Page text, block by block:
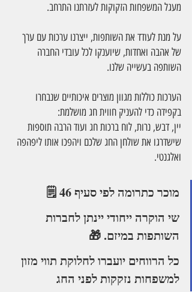
מעגל המשפחות הזקוקות לעזרתנו התרחב.
על מנת לעודד את השותפות, ייצרנו ערכות עם ערך
של אהבה ואחדות, שיוענקו לכל עובדי החברה
השותפה בעשייה שלנו.
הערכות כוללות מגוון מוצרים איכותיים שנבחרו
בקפידה כדי להעניק חווית חג מושלמת:
יין, דבש, נרות, לוח ברכות חג ועוד הרבה תוספות
שישדרגו את שולחן החג שלכם ויהפכו אותו ליפהפה
ואלגנטי.
מוכר כתרומה לפי סעיף 46 🗒️
שי הוקרה ייחודי יינתן לחברות
השותפות במיזם. 🎁
כל הרווחים יועברו לחלוקת תווי מזון
למשפחות נזקקות לפני החג